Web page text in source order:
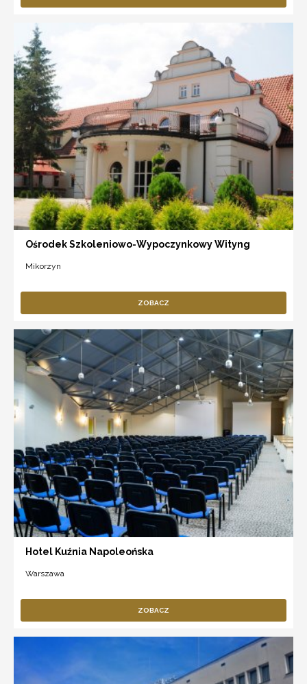
Ośrodek Szkoleniowo-Wypoczynkowy Wityng
Mikorzyn
ZOBACZ
Hotel Kuźnia Napoleońska
Warszawa
ZOBACZ